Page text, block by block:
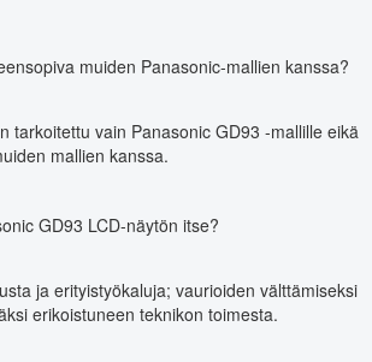
muiden Panasonic-mallien kanssa?
tarkoitettu vain Panasonic GD93 -mallille eikä
mallien kanssa.
GD93 LCD-näytön itse?
ja erityistyökaluja; vaurioiden välttämiseksi
erikoistuneen teknikon toimesta.